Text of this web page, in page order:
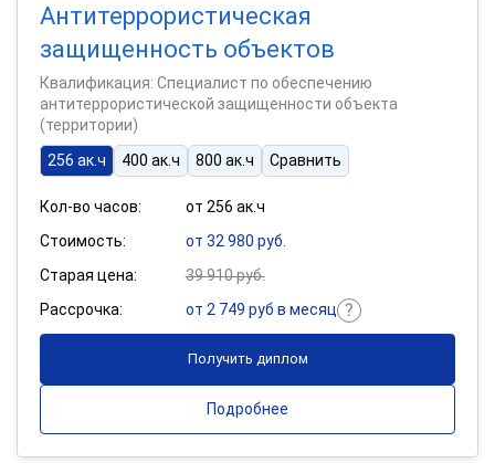
Антитеррористическая
защищенность объектов
Квалификация: Специалист по обеспечению
антитеррористической защищенности объекта
(территории)
256 ак.ч
400 ак.ч 800 ак.ч Сравнить
Кол-во часов:
от 256 ак.ч
Стоимость:
от 32 980 руб.
Старая цена:
39 910 руб.
Рассрочка:
от 2 749 руб в месяц
Получить диплом
Подробнее